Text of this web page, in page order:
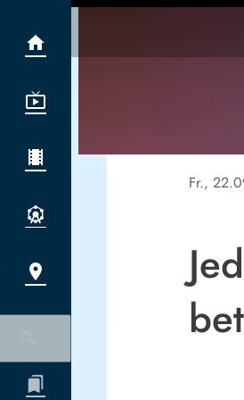
Fr.,